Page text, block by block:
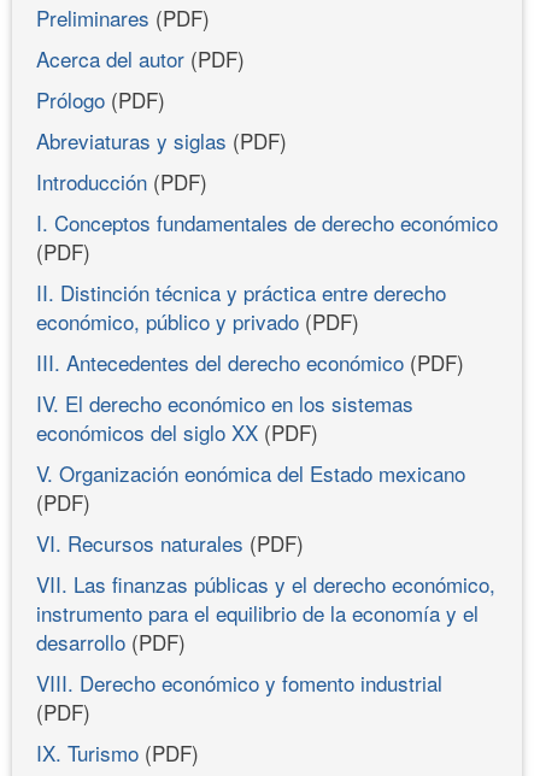
Preliminares (PDF)
Acerca del autor (PDF)
Prólogo (PDF)
Abreviaturas y siglas (PDF)
Introducción (PDF)
I. Conceptos fundamentales de derecho económico
(PDF)
II. Distinción técnica y práctica entre derecho
económico, público y privado (PDF)
III. Antecedentes del derecho económico (PDF)
IV. El derecho económico en los sistemas
económicos del siglo XX (PDF)
V. Organización eonómica del Estado mexicano
(PDF)
VI. Recursos naturales (PDF)
VII. Las finanzas públicas y el derecho económico,
instrumento para el equilibrio de la economía y el
desarrollo (PDF)
VIII. Derecho económico y fomento industrial
(PDF)
IX. Turismo (PDF)